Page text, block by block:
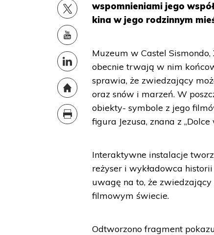
wspomnieniami jego
kina w jego rodzinnym
Muzeum w Castel
obecnie trwają w nim
sprawia, że zwiedzający
oraz snów i marzeń. W
obiekty- symbole z jego
figura Jezusa, znana z „Dolce
Interaktywne instalacje
reżyser i wykładowca
uwagę na to, że
filmowym świecie.
Odtworzono fragment